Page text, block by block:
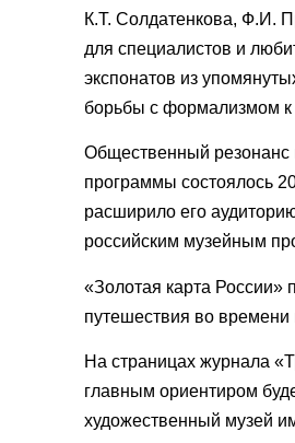
К.Т. Солдатенкова, Ф.И.
для специалистов и
экспонатов из
борьбы с формализмом к
Общественный резонанс
программы состоялось
расширило его
российским музейным
«Золотая карта России»
путешествия во времени
На страницах журнала
главным ориентиром
художественный музей